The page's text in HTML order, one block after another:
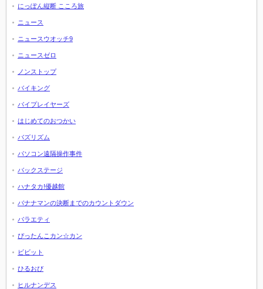
にっぽん縦断 こころ旅
ニュース
ニュースウオッチ9
ニュースゼロ
ノンストップ
バイキング
バイプレイヤーズ
はじめてのおつかい
バズリズム
パソコン遠隔操作事件
バックステージ
ハナタカ!優越館
バナナマンの決断までのカウントダウン
バラエティ
ぴったんこカン☆カン
ビビット
ひるおび
ヒルナンデス